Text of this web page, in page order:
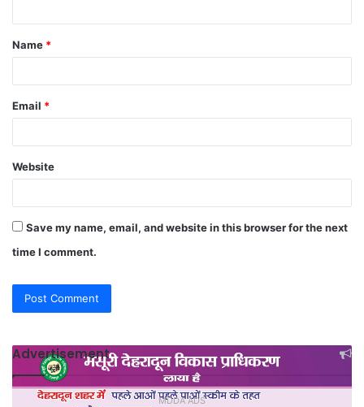
t
*
Name *
Email *
Website
Save my name, email, and website in this browser for the next
time I comment.
Advertisement
MDDA ADS